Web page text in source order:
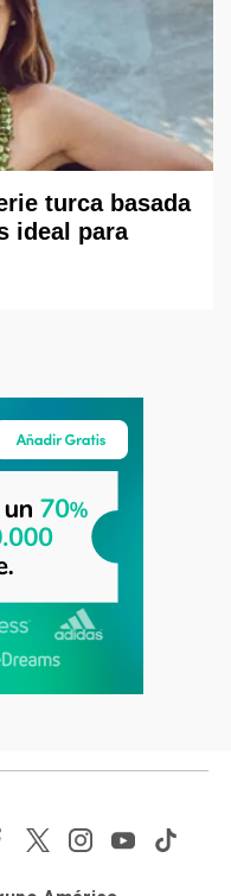
turca basada
ideal para